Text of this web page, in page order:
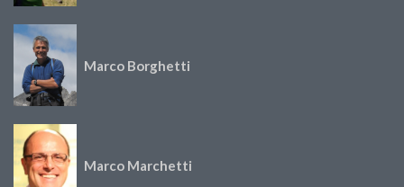
Marco Borghetti
Marco Marchetti